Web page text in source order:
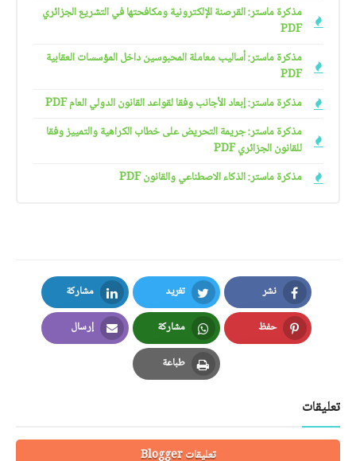
مذكرة ماستر: القرصنة الإلكترونية ومكافحتها في التشريع الجزائري
PDF
مذكرة ماستر: أساليب معاملة المحبوسين داخل المؤسسات العقابية
PDF
مذكرة ماستر: إبعاد الأجانب وفقا لقواعد القانون الدولي العام PDF
مذكرة ماستر: جريمة التحريض على خطاب الكراهية والتمييز وفقا
للقانون الجزائري PDF
مذكرة ماستر: الذكاء الاصطناعي والقانون PDF
نشر
Facebook
تغريد
Twitter
مشاركة
LinkedIn
حفظ
Pinterest
مشاركة
Whatsapp
إرسال
Email
طباعة
Print
تعليقات
تعليقات Blogger